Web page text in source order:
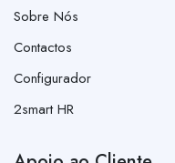
Sobre Nós
Contactos
Configurador
2smart HR